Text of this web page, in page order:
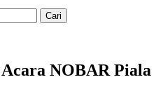
NOBAR Piala